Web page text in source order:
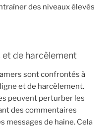
des niveaux élevés
de harcèlement
sont confrontés à
et de harcèlement.
peuvent perturber les
des commentaires
messages de haine. Cela